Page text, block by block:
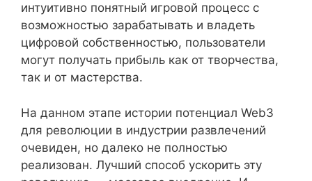
интуитивно понятный игровой процесс с
возможностью зарабатывать и владеть
цифровой собственностью, пользователи
могут получать прибыль как от творчества,
так и от мастерства.
На данном этапе истории потенциал Web3
для революции в индустрии развлечений
очевиден, но далеко не полностью
реализован. Лучший способ ускорить эту